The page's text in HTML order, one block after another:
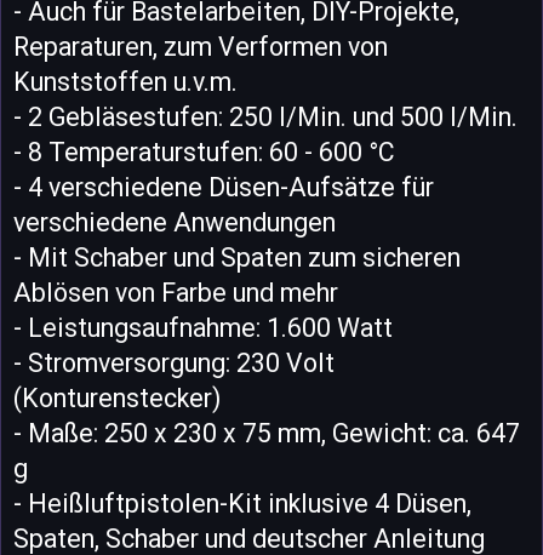
- Auch für Bastelarbeiten, DIY-Projekte,
Reparaturen, zum Verformen von
Kunststoffen u.v.m.
- 2 Gebläsestufen: 250 l/Min. und 500 l/Min.
- 8 Temperaturstufen: 60 - 600 °C
- 4 verschiedene Düsen-Aufsätze für
verschiedene Anwendungen
- Mit Schaber und Spaten zum sicheren
Ablösen von Farbe und mehr
- Leistungsaufnahme: 1.600 Watt
- Stromversorgung: 230 Volt
(Konturenstecker)
- Maße: 250 x 230 x 75 mm, Gewicht: ca. 647
g
- Heißluftpistolen-Kit inklusive 4 Düsen,
Spaten, Schaber und deutscher Anleitung